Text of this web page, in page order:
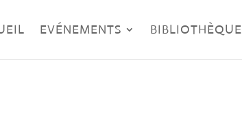
EVÉNEMENTS BIBLIOTHÈQUE